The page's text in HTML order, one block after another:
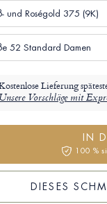
und Roségold 375 (9K)
52 Standard Damen
Lieferung
Vorschläge mit
IN
100 %
DIESES